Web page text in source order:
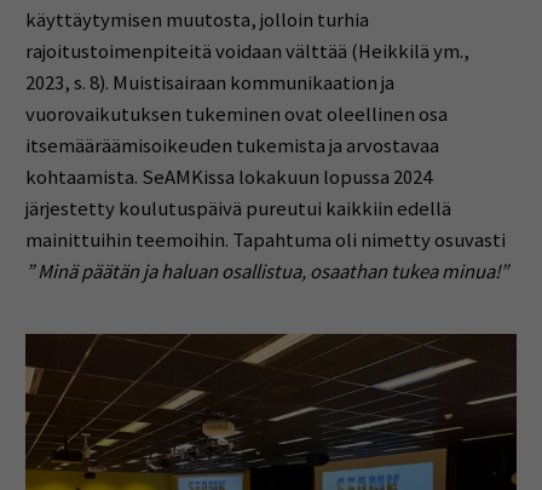
käyttäytymisen muutosta, jolloin turhia
rajoitustoimenpiteitä voidaan välttää (Heikkilä ym.,
2023, s. 8). Muistisairaan kommunikaation ja
vuorovaikutuksen tukeminen ovat oleellinen osa
itsemääräämisoikeuden tukemista ja arvostavaa
kohtaamista. SeAMKissa lokakuun lopussa 2024
järjestetty koulutuspäivä pureutui kaikkiin edellä
mainittuihin teemoihin. Tapahtuma oli nimetty osuvasti
” Minä päätän ja haluan osallistua, osaathan tukea minua!”